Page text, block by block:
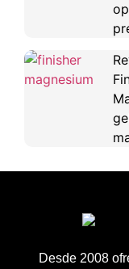
Desde 2008